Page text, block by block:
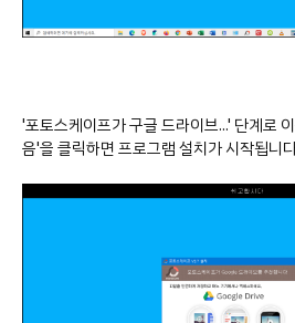
'포토스케이프가 구글 드라이브...' 단계로
음'을 클릭하면 프로그램 설치가 시작됩니